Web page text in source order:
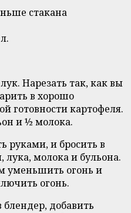
стакана
Нарезать так, как вы
в хорошо
готовности картофеля.
и ½ молока.
руками, и бросить в
молока и бульона.
уменьшить огонь и
огонь.
добавить